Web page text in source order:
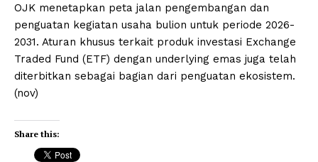
OJK menetapkan peta jalan pengembangan dan
penguatan kegiatan usaha bulion untuk periode 2026-
2031. Aturan khusus terkait produk investasi Exchange
Traded Fund (ETF) dengan underlying emas juga telah
diterbitkan sebagai bagian dari penguatan ekosistem.
(nov)
Share this: